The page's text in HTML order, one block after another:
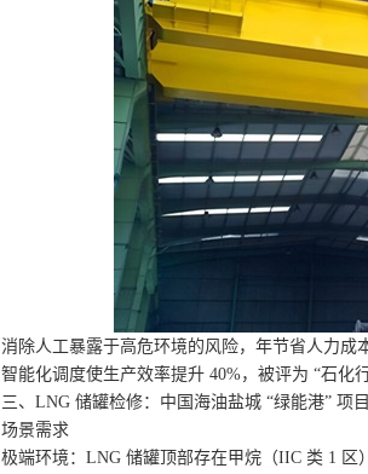
消除人工暴露于高危环境的风险，年节省人力成
智能化调度使生产效率提升 40%，被评为 “石化
三、LNG 储罐检修：中国海油盐城 “绿能港” 项目
场景需求
极端环境：LNG 储罐顶部存在甲烷（IIC 类 1